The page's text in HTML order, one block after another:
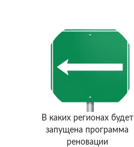
В каких регионах будет
запущена программа
реновации